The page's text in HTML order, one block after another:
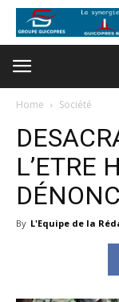
Home Société
L’ETRE
By L'Equipe de la